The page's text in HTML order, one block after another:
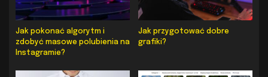
Jak pokonać algorytm i
zdobyć masowe polubienia na
Instagramie?
Jak przygotować dobre
grafiki?